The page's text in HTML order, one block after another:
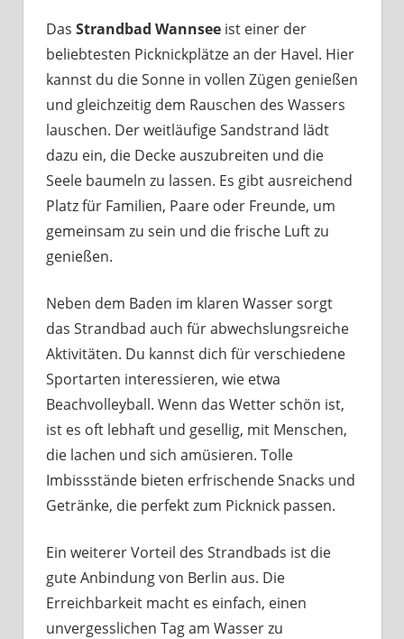
Das Strandbad Wannsee ist einer der
beliebtesten Picknickplätze an der Havel. Hier
kannst du die Sonne in vollen Zügen genießen
und gleichzeitig dem Rauschen des Wassers
lauschen. Der weitläufige Sandstrand lädt
dazu ein, die Decke auszubreiten und die
Seele baumeln zu lassen. Es gibt ausreichend
Platz für Familien, Paare oder Freunde, um
gemeinsam zu sein und die frische Luft zu
genießen.
Neben dem Baden im klaren Wasser sorgt
das Strandbad auch für abwechslungsreiche
Aktivitäten. Du kannst dich für verschiedene
Sportarten interessieren, wie etwa
Beachvolleyball. Wenn das Wetter schön ist,
ist es oft lebhaft und gesellig, mit Menschen,
die lachen und sich amüsieren. Tolle
Imbissstände bieten erfrischende Snacks und
Getränke, die perfekt zum Picknick passen.
Ein weiterer Vorteil des Strandbads ist die
gute Anbindung von Berlin aus. Die
Erreichbarkeit macht es einfach, einen
unvergesslichen Tag am Wasser zu